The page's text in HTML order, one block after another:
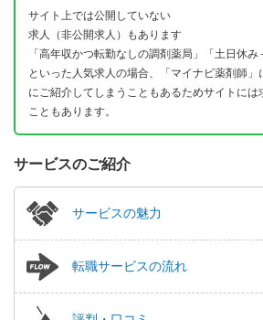
サイト上では公開していない
求人（非公開求人）もあります
「高年収かつ転勤なしの調剤薬局」「土日休み
といった人気求人の場合、「マイナビ薬剤師
にご紹介してしまうこともあるためサイトに
こともあります。
サービスのご紹介
サービスの魅力
転職サービスの流れ